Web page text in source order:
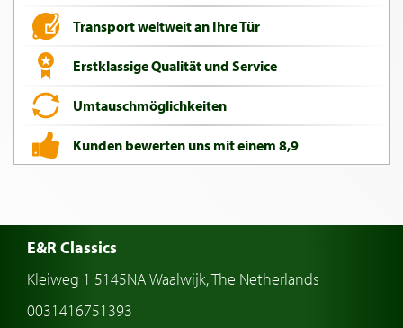
Transport weltweit an Ihre Tür
Erstklassige Qualität und Service
Umtauschmöglichkeiten
Kunden bewerten uns mit einem 8,9
E&R Classics
Kleiweg 1 5145NA Waalwijk, The Netherlands
0031416751393